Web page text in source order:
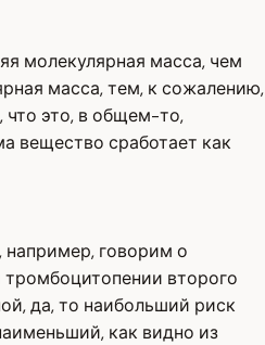
молекулярная масса, чем
масса, тем, к сожалению,
что это, в общем-то,
вещество сработает как
например, говорим о
второго
да, то наибольший риск
как видно из